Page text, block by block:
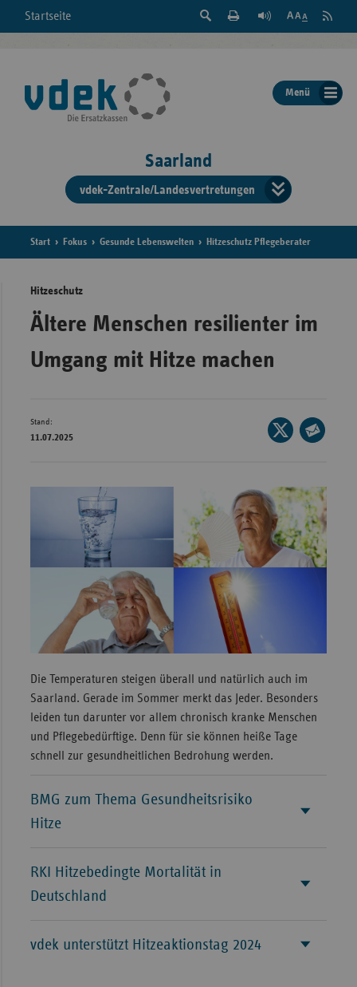
Startseite
Suche
der
Seite
Feed
Menü
Saarland
vdek-Zentrale/Landesvertretungen
der
Start Fokus Gesunde Lebenswelten Hitzeschutz Pflegeberater
Hitzeschutz
Ältere Menschen resilienter im
Umgang mit Hitze machen
Stand:
11.07.2025
Seite
auf
E-
Mail
teilen
Die Temperaturen steigen überall und natürlich auch im
Saarland. Gerade im Sommer merkt das Jeder. Besonders
leiden tun darunter vor allem chronisch kranke Menschen
und Pflegebedürftige. Denn für sie können heiße Tage
schnell zur gesundheitlichen Bedrohung werden.
BMG zum Thema Gesundheitsrisiko
Hitze
RKI Hitzebedingte Mortalität in
Deutschland
vdek unterstützt Hitzeaktionstag 2024